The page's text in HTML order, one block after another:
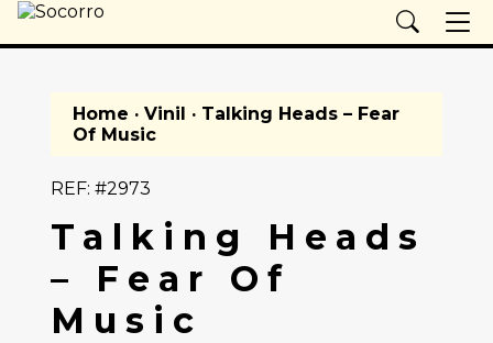
Home · Vinil · Talking Heads – Fear
Of Music
REF: #2973
Talking Heads
– Fear Of
Music